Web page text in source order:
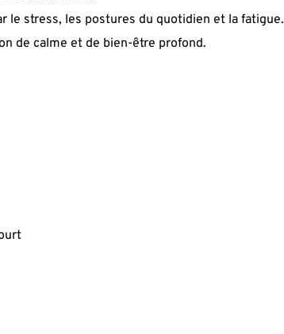
le stress, les postures du quotidien et la fatigue.
de calme et de bien-être profond.